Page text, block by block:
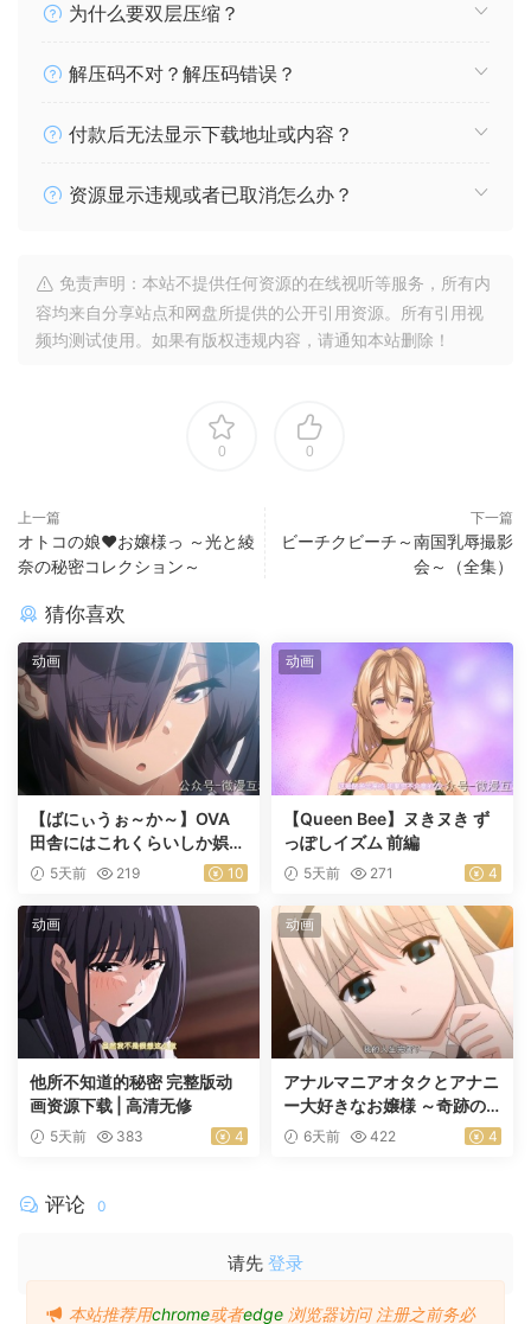
为什么要双层压缩？
解压码不对？解压码错误？
付款后无法显示下载地址或内容？
资源显示违规或者已取消怎么办？
免责声明：本站不提供任何资源的在线视听等服务，所有内
容均来自分享站点和网盘所提供的公开引用资源。所有引用视
频均测试使用。如果有版权违规内容，请通知本站删除！
0 0
上一篇
オトコの娘♥お嬢様っ ～光と綾
奈の秘密コレクション～
下一篇
ビーチクビーチ～南国乳辱撮影
会～（全集）
猜你喜欢
动画
【ばにぃうぉ～か～】OVA
田舎にはこれくらいしか娯楽
がない ＃1乡下几乎没有娱乐
5天前 219 10
动画
【Queen Bee】ヌきヌき ず
っぽしイズム 前編
5天前 271 4
动画
他所不知道的秘密 完整版动
画资源下载 | 高清无修
5天前 383 4
动画
アナルマニアオタクとアナニ
ー大好きなお嬢様 ～奇跡の
マッチング～ 前編
6天前 422 4
评论 0
请先 登录
本站推荐用chrome或者edge 浏览器访问 注册之前务必